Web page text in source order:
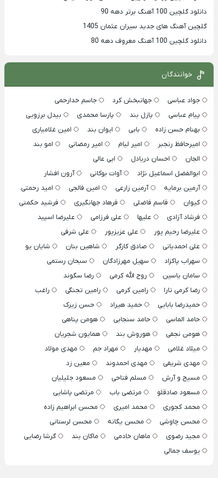
دانلود گلچین 100 آهنگ برتر دهه 90
گلچین آهنگ های جدید سیران عثمان 1405
دانلود گلچین 100 آهنگ معروف دهه 80
خوانندگان
جواد عباسی جهانبخش کرد
جاسم خدارحمی
پیام عباسی
پازل بند پارسا محمدی
بیدل برزویی
بهنام حسن زاده
بابی ایوان بند
امین غلامیاری
امیرحافظ رنجبر
امیر لیام امیر رمضانی
امو بند
الجان
احسان دریادل
ابی عالی
ابوالفضل اسماعیل نژاد
آوات بوکانی
آرون افشار
آرمین برمایه
آرمین زارعی امین فالجی
امید رحمتی
کیوان
قاسم فاضلی فرهاد جهانگیری
فرشید حکمتی
فرشاد آزادی
علیها علی فرزامی
علیرضا اسپید
علیرضا رحیم پور
علی عزیزپور
علی شرفی
علی احمدیانی
صادق کارگر شاهین بنان
شایان یو
سهراب پاکزاد
سهیل مهرزادگان
سبحان رستمی
سامان یاسین
روح الله کرمی
رضا سگوند
رضا کرمی تارا
رامین کرمی رامین تجنگی
راغب
حمیدرضا بابایی
حمید هیراد
حسن زیرک
حامد الماسی
حامد سنجابی
هومن پناهی
هومن نجفی
هوروش بند
همایون شجریان
میلاد غلامی
مهدیار مهراد جم
مهدی مولاد
مهدی شریفی
مهدی احمدوند
معین زد
مسیح و آرش
مسلم فتاحی
مسعود جلیلیان
مسعود صادقلو
مرتضی باب
مرتضی پاشایی
محمد کجوری
محمد امیری
محسن ابراهیم زاده
محسن چاوشی
محسن یگانه
محسن لرستانی
مجید رضوی
ماهان خادمی ماکان بند
گرشا رضایی
یوسف جمالی